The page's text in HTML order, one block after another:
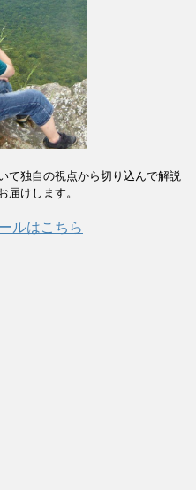
て独自の視点から切り込んで解説
届けします。
ルはこちら